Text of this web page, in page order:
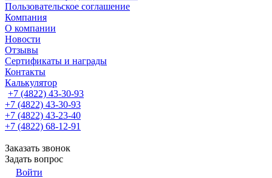
Пользовательское соглашение
Компания
О компании
Новости
Отзывы
Сертификаты и награды
Контакты
Калькулятор
+7 (4822) 43-30-93
+7 (4822) 43-30-93
+7 (4822) 43-23-40
+7 (4822) 68-12-91
Заказать звонок
Задать вопрос
Войти